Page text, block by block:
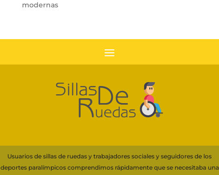
modernas
Usuarios de sillas de ruedas y trabajadores sociales y seguidores de los
deportes paralímpicos comprendimos rápidamente que se necesitaba una